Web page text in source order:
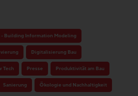
- Building Information Modeling
Digitalisierung Bau
Tech Presse Produktivität am Bau
Sanierung Ökologie und Nachhaltigkeit